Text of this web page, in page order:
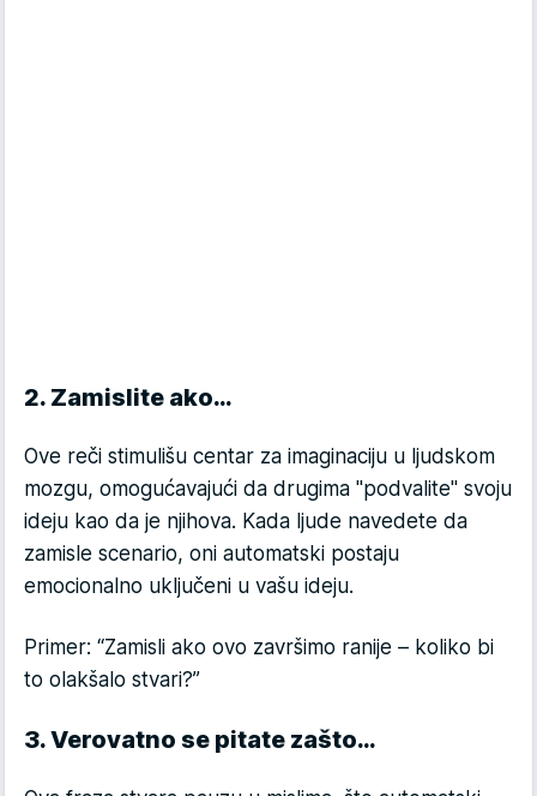
2. Zamislite ako…
Ove reči stimulišu centar za imaginaciju u ljudskom
mozgu, omogućavajući da drugima "podvalite" svoju
ideju kao da je njihova. Kada ljude navedete da
zamisle scenario, oni automatski postaju
emocionalno uključeni u vašu ideju.
Primer: “Zamisli ako ovo završimo ranije – koliko bi
to olakšalo stvari?”
3. Verovatno se pitate zašto…